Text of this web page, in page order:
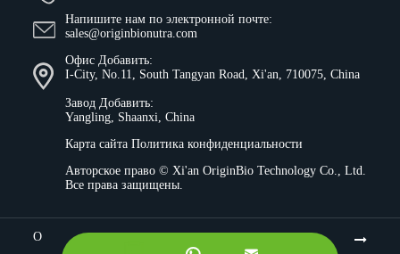
Напишите нам по электронной почте:
sales@originbionutra.com
Офис Добавить:
I-City, No.11, South Tangyan Road, Xi'an, 710075, China
Завод Добавить:
Yangling, Shaanxi, China
Карта сайта Политика конфиденциальности
Авторское право © Xi'an OriginBio Technology Co., Ltd.
Все права защищены.
О